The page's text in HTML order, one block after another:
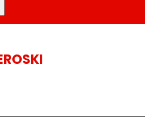
EROSKI
en 2023